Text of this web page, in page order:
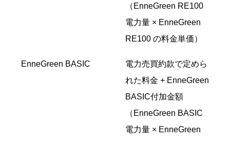
（EnneGreen RE100
電力量 × EnneGreen
RE100 の料金単価）
EnneGreen BASIC
電力売買約款で定めら
れた料金 + EnneGreen
BASIC付加金額
（EnneGreen BASIC
電力量 × EnneGreen